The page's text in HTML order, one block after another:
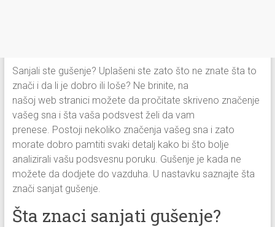
Sanjali ste gušenje? Uplašeni ste zato što ne znate šta to
znači i da li je dobro ili loše? Ne brinite, na
našoj web stranici možete da pročitate skriveno značenje
vašeg sna i šta vaša podsvest želi da vam
prenese. Postoji nekoliko značenja vašeg sna i zato
morate dobro pamtiti svaki detalj kako bi što bolje
analizirali vašu podsvesnu poruku. Gušenje je kada ne
možete da dodjete do vazduha. U nastavku saznajte šta
znači sanjat gušenje.
Šta znaci sanjati gušenje?